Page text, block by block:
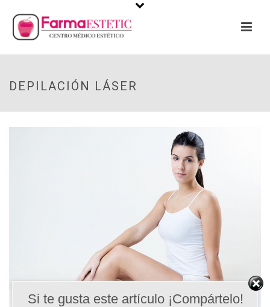
DEPILACIÓN LÁSER
Si te gusta este artículo ¡Compártelo!